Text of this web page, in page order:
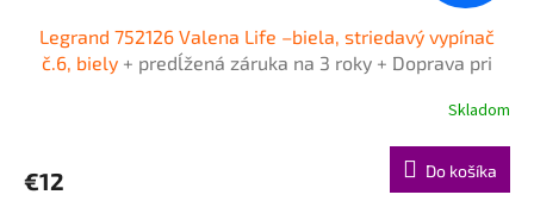
Legrand 752126 Valena Life –biela, striedavý vypínač
č.6, biely + predĺžená záruka na 3 roky + Doprava pri
Skladom
€12 Do košíka